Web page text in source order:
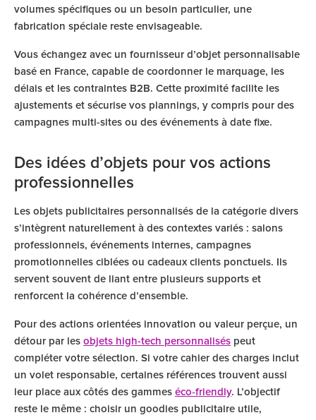
volumes spécifiques ou un besoin particulier, une
fabrication spéciale reste envisageable.
Vous échangez avec un fournisseur d’objet personnalisable
basé en France, capable de coordonner le marquage, les
délais et les contraintes B2B. Cette proximité facilite les
ajustements et sécurise vos plannings, y compris pour des
campagnes multi-sites ou des événements à date fixe.
Des idées d’objets pour vos actions
professionnelles
Les objets publicitaires personnalisés de la catégorie divers
s’intègrent naturellement à des contextes variés : salons
professionnels, événements internes, campagnes
promotionnelles ciblées ou cadeaux clients ponctuels. Ils
servent souvent de liant entre plusieurs supports et
renforcent la cohérence d’ensemble.
Pour des actions orientées innovation ou valeur perçue, un
détour par les objets high-tech personnalisés peut
compléter votre sélection. Si votre cahier des charges inclut
un volet responsable, certaines références trouvent aussi
leur place aux côtés des gammes éco‑friendly. L’objectif
reste le même : choisir un goodies publicitaire utile,